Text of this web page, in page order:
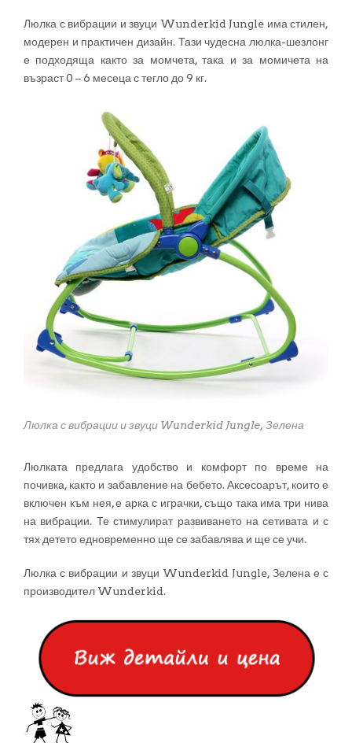
Люлка с вибрации и звуци Wunderkid Jungle има стилен,
модерен и практичен дизайн. Тази чудесна люлка-шезлонг
е подходяща както за момчета, така и за момичета на
възраст 0 – 6 месеца с тегло до 9 кг.
Люлка с вибрации и звуци Wunderkid Jungle, Зелена
Люлката предлага удобство и комфорт по време на
почивка, както и забавление на бебето. Аксесоарът, които е
включен към нея, е арка с играчки, също така има три нива
на вибрации. Те стимулират развиването на сетивата и с
тях детето едновременно ще се забавлява и ще се учи.
Люлка с вибрации и звуци Wunderkid Jungle, Зелена е с
производител Wunderkid.